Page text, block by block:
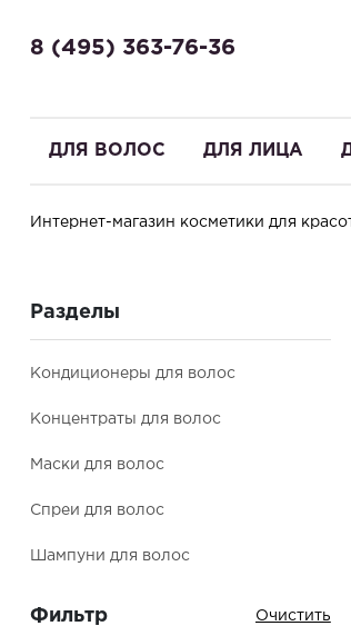
8 (495) 363-76-36
ДЛЯ ВОЛОС ДЛЯ ЛИЦА
Интернет-магазин косметики для
Разделы
Кондиционеры для волос
Концентраты для волос
Маски для волос
Спреи для волос
Шампуни для волос
Фильтр